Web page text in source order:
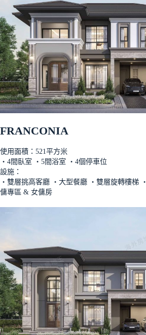
FRANCONIA
使用面積：521平方米
‧4間臥室 ‧5間浴室 ‧4個停車位
設施：
‧雙層挑高客廳 ‧大型餐廳 ‧雙層旋轉樓梯
傭專區 & 女傭房